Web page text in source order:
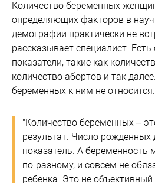
Количество беременных
определяющих факторов в
демографии практически не
рассказывает специалист.
показатели, такие как
количество абортов и так
беременных к ним не относится.
"Количество беременных –
результат. Число рожденных
показатель. А беременность
по-разному, и совсем не
ребенка. Это не объективный